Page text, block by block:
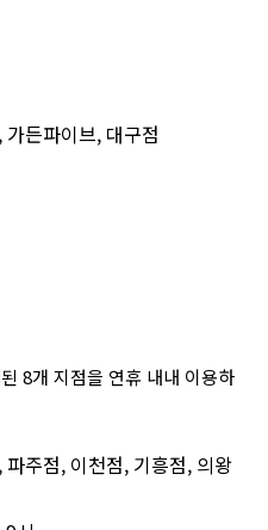
든파이브, 대구점
8개 지점을 연휴 내내 이용하
주점, 이천점, 기흥점, 의왕